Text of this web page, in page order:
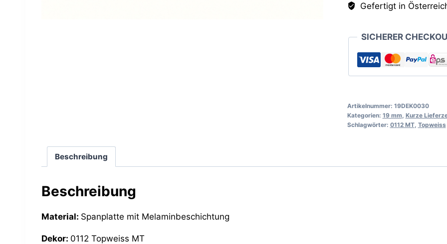
Gefertigt in
SICHERER
Artikelnummer: 19DEK0030
Kategorien: 19 mm Kurze
Schlagwörter: 0112 MT, Topweiss
Beschreibung
Beschreibung
Material: Spanplatte mit Melaminbeschichtung
Dekor: 0112 Topweiss MT